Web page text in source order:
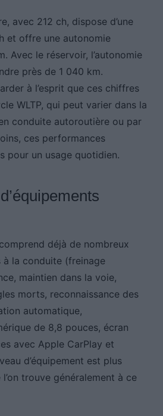
avec 212 ch, dispose d’une
et offre une autonomie
Avec le réservoir, l’autonomie
près de 1 040 km.
à l’esprit que ces chiffres
WLTP, qui peut varier dans la
conduite autoroutière ou par
ces performances
pour un usage quotidien.
déjà de nombreux
à la conduite (freinage
maintien dans la voie,
morts, reconnaissance des
automatique,
de 8,8 pouces, écran
avec Apple CarPlay et
d’équipement est plus
trouve généralement à ce